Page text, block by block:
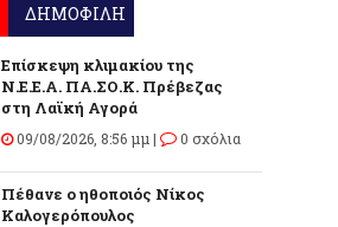
ΔΗΜΟΦΙΛΗ
Επίσκεψη κλιμακίου της
Ν.Ε.Ε.Α. ΠΑ.ΣΟ.Κ. Πρέβεζας
στη Λαϊκή Αγορά
09/08/2026, 8:56 μμ | 0 σχόλια
Πέθανε ο ηθοποιός Νίκος
Καλογερόπουλος